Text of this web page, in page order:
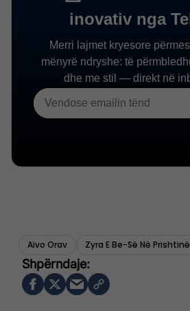
Aivo Orav Zyra E Be-Së Në Prishtinë